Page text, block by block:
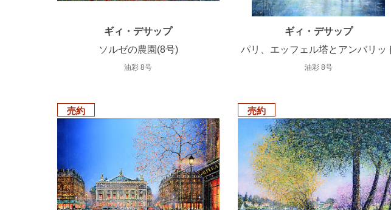
ギィ・デサップ
ソルゼの農園(8号)
油彩 8号
ギィ・デサップ
パリ、エッフェル塔とアンバリッ
油彩 8号
売約 売約